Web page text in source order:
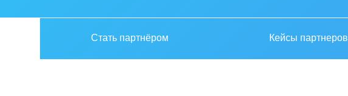
Стать партнёром Кейсы партнеров